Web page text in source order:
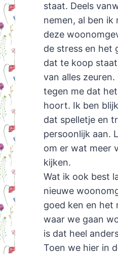
staat. Deels
nemen, al ben
deze
de stress en het
dat te koop
van alles
tegen me dat het
hoort. Ik ben
dat spelletje en
persoonlijk aan.
om er wat meer
kijken.
Wat ik ook best
nieuwe
goed ken en het
waar we gaan
is dat heel
Toen we hier in